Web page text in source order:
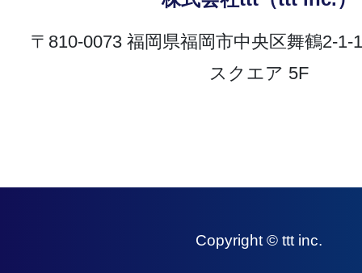
〒810-0073 福岡県福岡市中央区舞鶴2-
スクエア 5F
Copyright © ttt inc.